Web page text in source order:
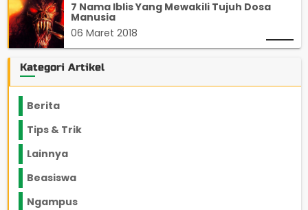
7 Nama Iblis Yang Mewakili Tujuh Dosa
Manusia
06 Maret 2018
Kategori Artikel
Berita
Tips & Trik
Lainnya
Beasiswa
Ngampus